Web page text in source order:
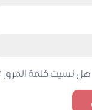
هل نسيت كلمة المرور